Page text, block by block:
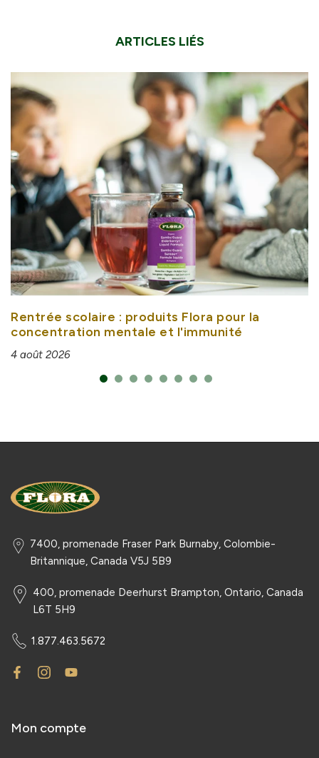
ARTICLES LIÉS
Rentrée scolaire : produits Flora pour la
concentration mentale et l'immunité
4 août 2026
7400, promenade Fraser Park Burnaby, Colombie-
Britannique, Canada V5J 5B9
400, promenade Deerhurst Brampton, Ontario, Canada
L6T 5H9
1.877.463.5672
Mon compte